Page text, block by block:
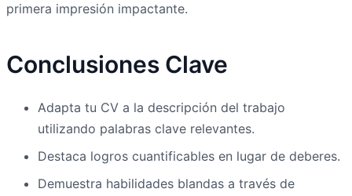
primera impresión impactante.
Conclusiones Clave
Adapta tu CV a la descripción del trabajo
utilizando palabras clave relevantes.
Destaca logros cuantificables en lugar de deberes.
Demuestra habilidades blandas a través de